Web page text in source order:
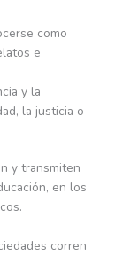
como
e
y la
la justicia o
y transmiten
en los
corren